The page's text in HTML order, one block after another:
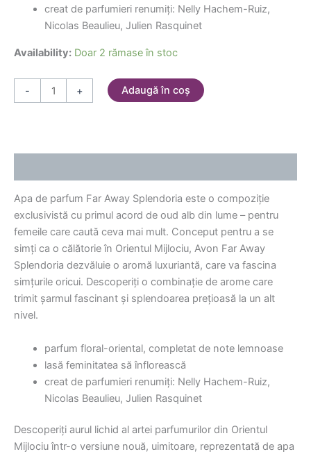
creat de parfumieri renumiți: Nelly Hachem-Ruiz,
Nicolas Beaulieu, Julien Rasquinet
Availability: Doar 2 rămase în stoc
- + Adaugă în coș
Apa de parfum Far Away Splendoria este o compoziție
exclusivistă cu primul acord de oud alb din lume – pentru
femeile care caută ceva mai mult. Conceput pentru a se
simți ca o călătorie în Orientul Mijlociu, Avon Far Away
Splendoria dezvăluie o aromă luxuriantă, care va fascina
simțurile oricui. Descoperiți o combinație de arome care
trimit șarmul fascinant și splendoarea prețioasă la un alt
nivel.
parfum floral-oriental, completat de note lemnoase
lasă feminitatea să înflorească
creat de parfumieri renumiți: Nelly Hachem-Ruiz,
Nicolas Beaulieu, Julien Rasquinet
Descoperiți aurul lichid al artei parfumurilor din Orientul
Mijlociu într-o versiune nouă, uimitoare, reprezentată de apa